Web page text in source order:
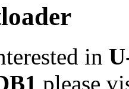
in
please